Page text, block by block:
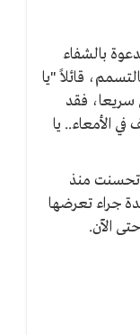
بالشفاء
قائلاً "يا
سريعا، فقد
الأمعاء.. يا
تحسنت منذ
جراء تعرضها
الآن.